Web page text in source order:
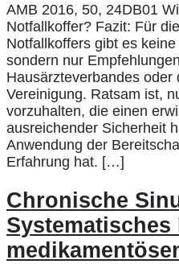
AMB 2016, 50, 24DB01
Notfallkoffer? Fazit: Für
Notfallkoffers gibt es
sondern nur
Hausärzteverbandes oder
Vereinigung. Ratsam ist,
vorzuhalten, die einen
ausreichender Sicherheit
Anwendung der
Erfahrung hat. […]
Chronische
Systematisches